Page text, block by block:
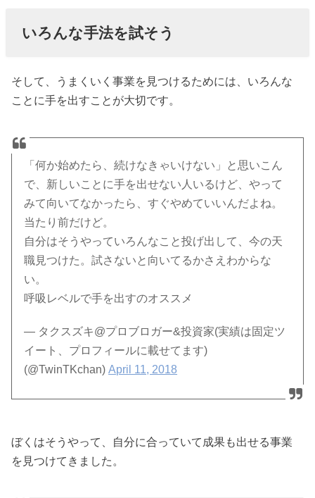
いろんな手法を試そう
そして、うまくいく事業を見つけるためには、いろんな
ことに手を出すことが大切です。
「何か始めたら、続けなきゃいけない」と思いこん
で、新しいことに手を出せない人いるけど、やって
みて向いてなかったら、すぐやめていいんだよね。
当たり前だけど。
自分はそうやっていろんなこと投げ出して、今の天
職見つけた。試さないと向いてるかさえわからな
い。
呼吸レベルで手を出すのオススメ
— タクスズキ@プロブロガー&投資家(実績は固定ツ
イート、プロフィールに載せてます)
(@TwinTKchan)April 11, 2018
ぼくはそうやって、自分に合っていて成果も出せる事業
を見つけてきました。